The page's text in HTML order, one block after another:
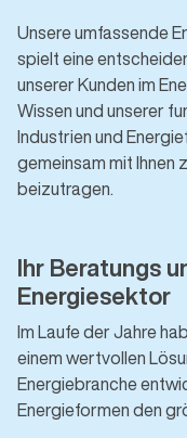
Unsere umfassende
spielt eine
unserer Kunden im
Wissen und unserer
Industrien und
gemeinsam mit Ihnen
beizutragen.
Ihr Beratungs
Energiesektor
Im Laufe der Jahre
einem wertvollen
Energiebranche
Energieformen den